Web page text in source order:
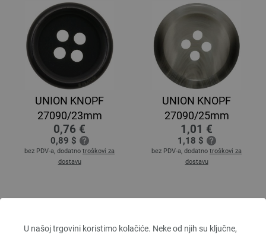
U našoj trgovini koristimo kolačiće. Neke od njih su ključne,
UNION KNOPF
27090/23mm
0,76 €
0,89 $
bez PDV-a, dodatno troškovi za
dostavu
UNION KNOPF
27090/25mm
1,01 €
1,18 $
bez PDV-a, dodatno troškovi za
dostavu